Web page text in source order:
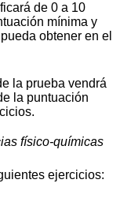
de 0 a 10
mínima y
obtener en el
la prueba vendrá
la puntuación
físico-químicas
ejercicios: